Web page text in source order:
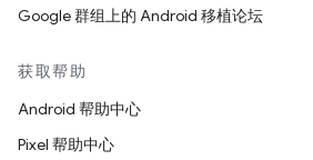
Google 群组上的 Android 移植论坛
获取帮助
Android 帮助中心
Pixel 帮助中心